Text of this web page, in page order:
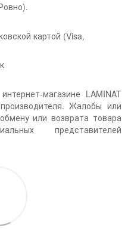
картой (Visa,
магазине LAMINAT
Жалобы или
или возврата товара
представителей